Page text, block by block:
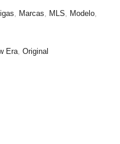
, Marcas, MLS, Modelo,
Era, Original